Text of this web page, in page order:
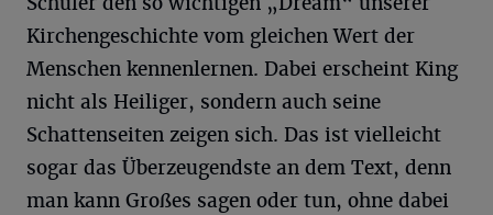
Kirchengeschichte vom gleichen Wert der
Menschen kennenlernen. Dabei erscheint King
nicht als Heiliger, sondern auch seine
Schattenseiten zeigen sich. Das ist vielleicht
sogar das Überzeugendste an dem Text, denn
man kann Großes sagen oder tun, ohne dabei